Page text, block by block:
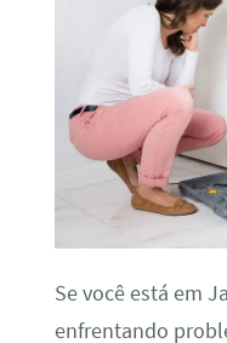
Se você está em
enfrentando